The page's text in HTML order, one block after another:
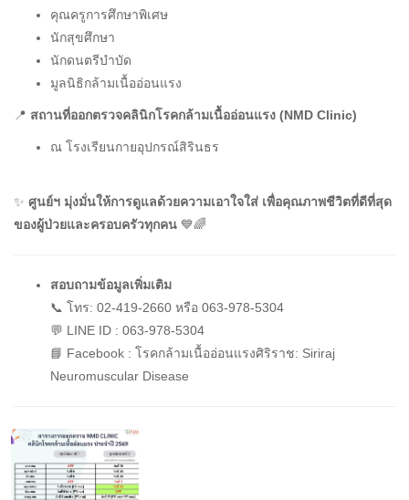
คุณครูการศึกษาพิเศษ
นักสุขศึกษา
นักดนตรีบำบัด
มูลนิธิกล้ามเนื้ออ่อนแรง
📍 สถานที่ออกตรวจคลินิกโรคกล้ามเนื้ออ่อนแรง (NMD Clinic)
ณ โรงเรียนกายอุปกรณ์สิรินธร
✨ ศูนย์ฯ มุ่งมั่นให้การดูแลด้วยความเอาใจใส่ เพื่อคุณภาพชีวิตที่ดีที่สุด
ของผู้ป่วยและครอบครัวทุกคน 💙🌈
สอบถามข้อมูลเพิ่มเติม
📞 โทร: 02-419-2660 หรือ 063-978-5304
💬 LINE ID : 063-978-5304
📘 Facebook : โรคกล้ามเนื้ออ่อนแรงศิริราช: Siriraj
Neuromuscular Disease